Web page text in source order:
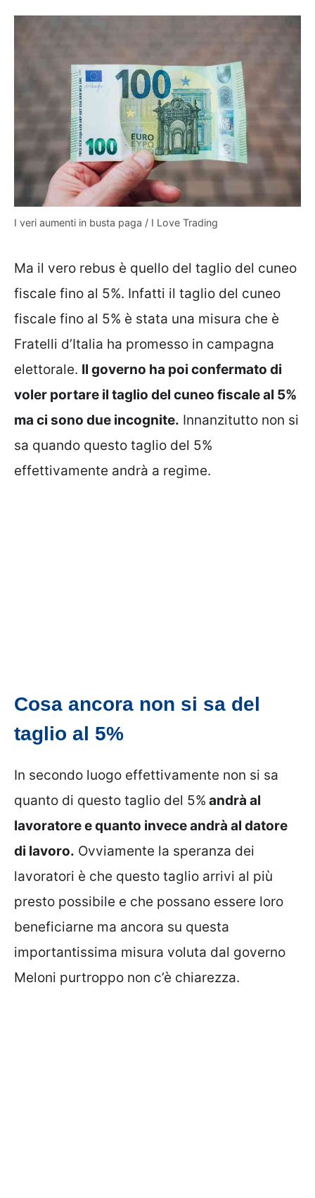
I veri aumenti in busta paga / I Love Trading
Ma il vero rebus è quello del taglio del cuneo
fiscale fino al 5%. Infatti il taglio del cuneo
fiscale fino al 5% è stata una misura che è
Fratelli d’Italia ha promesso in campagna
elettorale. Il governo ha poi confermato di
voler portare il taglio del cuneo fiscale al 5%
ma ci sono due incognite. Innanzitutto non si
sa quando questo taglio del 5%
effettivamente andrà a regime.
Cosa ancora non si sa del
taglio al 5%
In secondo luogo effettivamente non si sa
quanto di questo taglio del 5% andrà al
lavoratore e quanto invece andrà al datore
di lavoro. Ovviamente la speranza dei
lavoratori è che questo taglio arrivi al più
presto possibile e che possano essere loro
beneficiarne ma ancora su questa
importantissima misura voluta dal governo
Meloni purtroppo non c’è chiarezza.